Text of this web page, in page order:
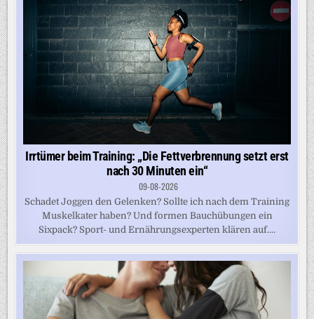
Irrtümer beim Training: „Die Fettverbrennung setzt erst
nach 30 Minuten ein“
09-08-2026
Schadet Joggen den Gelenken? Sollte ich nach dem Training
Muskelkater haben? Und formen Bauchübungen ein
Sixpack? Sport- und Ernährungsexperten klären auf....